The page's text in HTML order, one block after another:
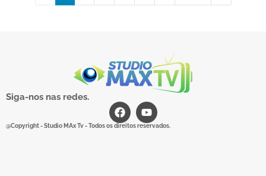
Siga-nos nas redes.
@Copyright - Studio MAx Tv - Todos os direitos reservados.